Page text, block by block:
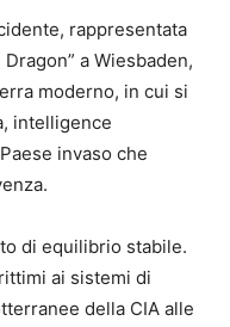
rappresentata
a Wiesbaden,
moderno, in cui si
intelligence
invaso che
di equilibrio stabile.
ai sistemi di
della CIA alle